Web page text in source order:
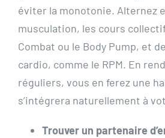
éviter la monotonie. Alternez
musculation, les cours
Combat ou le Body Pump, et
cardio, comme le RPM. En
réguliers, vous en ferez une
s’intégrera naturellement à
Trouver un partenaire